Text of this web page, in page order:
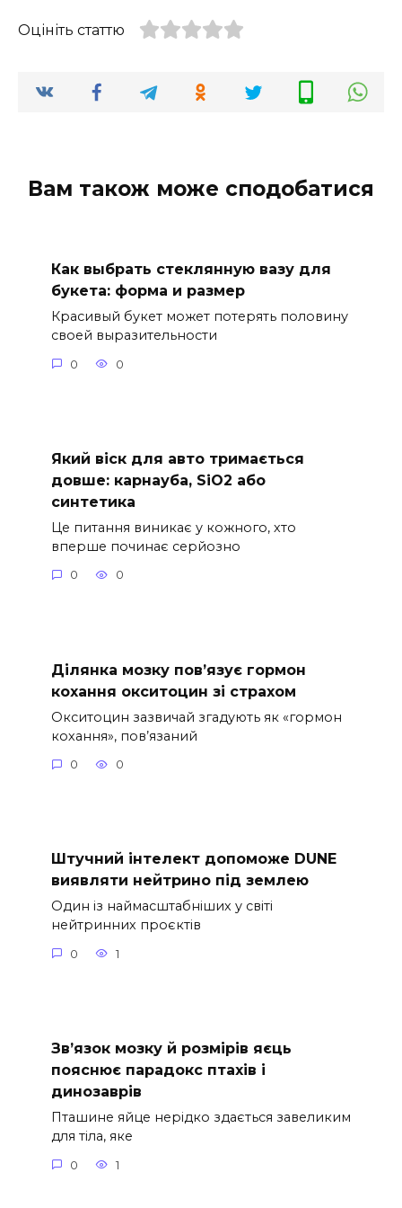
Оцініть статтю
Вам також може сподобатися
Как выбрать стеклянную вазу для
букета: форма и размер
Красивый букет может потерять половину
своей выразительности
0 0
Який віск для авто тримається
довше: карнауба, SiO2 або
синтетика
Це питання виникає у кожного, хто
вперше починає серйозно
0 0
Ділянка мозку пов’язує гормон
кохання окситоцин зі страхом
Окситоцин зазвичай згадують як «гормон
кохання», пов’язаний
0 0
Штучний інтелект допоможе DUNE
виявляти нейтрино під землею
Один із наймасштабніших у світі
нейтринних проєктів
0 1
Зв’язок мозку й розмірів яєць
пояснює парадокс птахів і
динозаврів
Пташине яйце нерідко здається завеликим
для тіла, яке
0 1